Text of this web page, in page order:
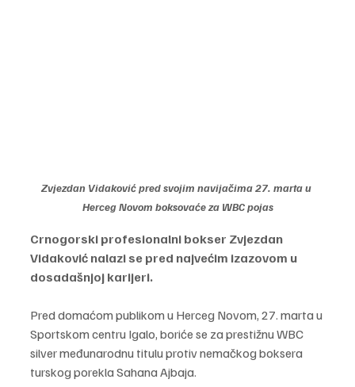
Zvjezdan Vidaković pred svojim navijačima 27. marta u
Herceg Novom boksovaće za WBC pojas
Crnogorski profesionalni bokser Zvjezdan
Vidaković nalazi se pred najvećim izazovom u
dosadašnjoj karijeri.
Pred domaćom publikom u Herceg Novom, 27. marta u
Sportskom centru Igalo, boriće se za prestižnu WBC
silver međunarodnu titulu protiv nemačkog boksera
turskog porekla Sahana Ajbaja.